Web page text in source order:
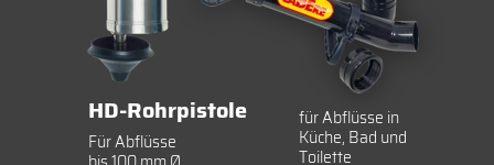
für Abflüsse in
Küche, Bad und
Toilette
HD-Rohrpistole
Für Abflüsse